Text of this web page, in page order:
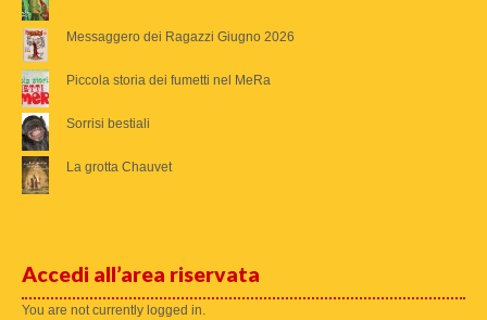
Messaggero dei Ragazzi Giugno 2026
Piccola storia dei fumetti nel MeRa
Sorrisi bestiali
La grotta Chauvet
Accedi all’area riservata
You are not currently logged in.